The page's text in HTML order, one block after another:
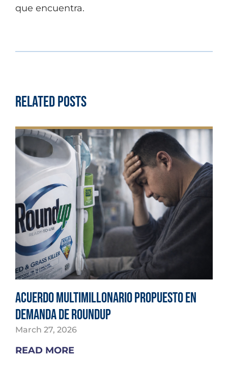
que encuentra.
Related Posts
Acuerdo multimillonario propuesto en
demanda de Roundup
March 27, 2026
READ MORE